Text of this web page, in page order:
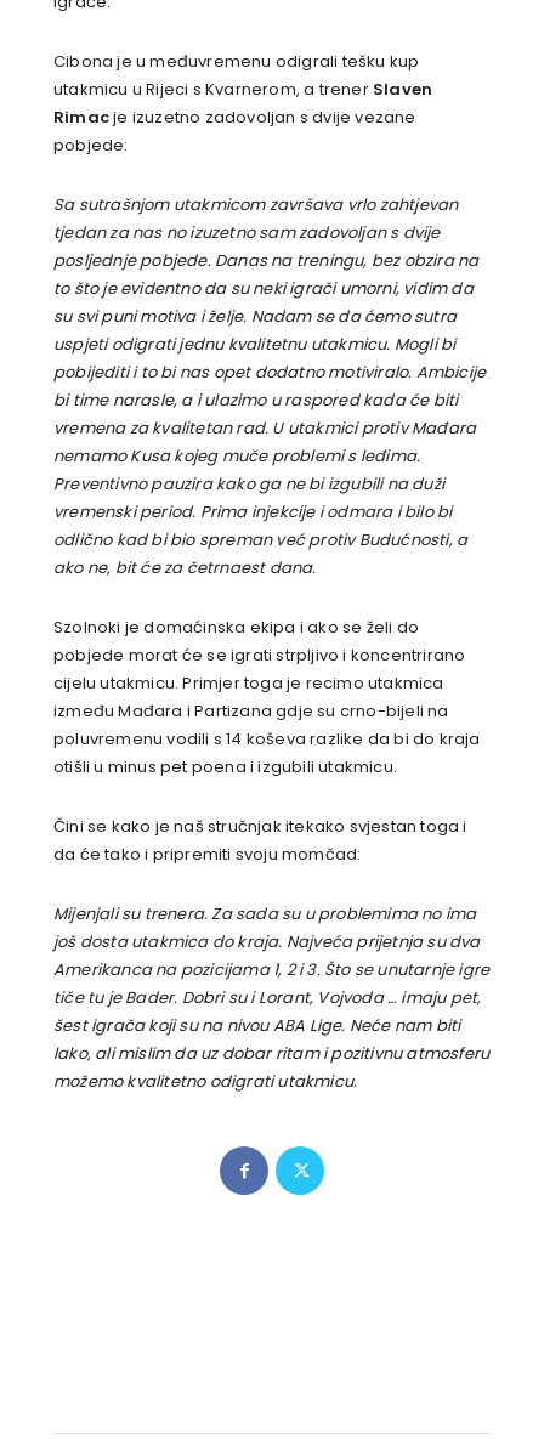
Cibona je u međuvremenu odigrali tešku kup
utakmicu u Rijeci s Kvarnerom, a trener Slaven
Rimacje izuzetno zadovoljan s dvije vezane
pobjede:
Sa sutrašnjom utakmicom završava vrlo zahtjevan
tjedan za nas no izuzetno sam zadovoljan s dvije
posljednje pobjede. Danas na treningu, bez obzira na
to što je evidentno da su neki igrači umorni, vidim da
su svi puni motiva i želje. Nadam se da ćemo sutra
uspjeti odigrati jednu kvalitetnu utakmicu. Mogli bi
pobijediti i to bi nas opet dodatno motiviralo. Ambicije
bi time narasle, a i ulazimo u raspored kada će biti
vremena za kvalitetan rad. U utakmici protiv Mađara
nemamo Kusa kojeg muče problemi s leđima.
Preventivno pauzira kako ga ne bi izgubili na duži
vremenski period. Prima injekcije i odmara i bilo bi
odlično kad bi bio spreman već protiv Budućnosti, a
ako ne, bit će za četrnaest dana.
Szolnoki je domaćinska ekipa i ako se želi do
pobjede morat će se igrati strpljivo i koncentrirano
cijelu utakmicu. Primjer toga je recimo utakmica
između Mađara i Partizana gdje su crno-bijeli na
poluvremenu vodili s 14 koševa razlike da bi do kraja
otišli u minus pet poena i izgubili utakmicu.
Čini se kako je naš stručnjak itekako svjestan toga i
da će tako i pripremiti svoju momčad:
Mijenjali su trenera. Za sada su u problemima no ima
još dosta utakmica do kraja. Najveća prijetnja su dva
Amerikanca na pozicijama 1, 2 i 3. Što se unutarnje igre
tiče tu je Bader. Dobri su i Lorant, Vojvoda … imaju pet,
šest igrača koji su na nivou ABA Lige. Neće nam biti
lako, ali mislim da uz dobar ritam i pozitivnu atmosferu
možemo kvalitetno odigrati utakmicu.